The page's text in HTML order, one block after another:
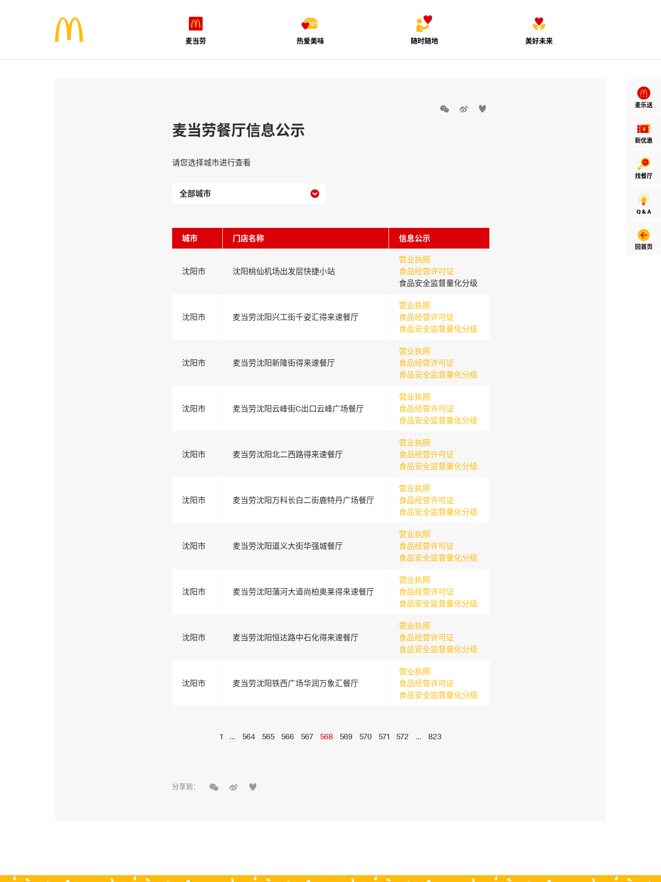
麦当劳 热爱美味 随时随地 美好未来
麦乐送
新优惠
找餐厅
Q & A
回首页
  
麦当劳餐厅信息公示
请您选择城市进行查看

城市 门店名称 信息公示
沈阳市 沈阳桃仙机场出发层快捷小站
营业执照
食品经营许可证
食品安全监督量化分级
沈阳市 麦当劳沈阳兴工街千姿汇得来速餐厅
营业执照
食品经营许可证
食品安全监督量化分级
沈阳市 麦当劳沈阳新隆街得来速餐厅
营业执照
食品经营许可证
食品安全监督量化分级
沈阳市 麦当劳沈阳云峰街C出口云峰广场餐厅
营业执照
食品经营许可证
食品安全监督量化分级
沈阳市 麦当劳沈阳北二西路得来速餐厅
营业执照
食品经营许可证
食品安全监督量化分级
沈阳市 麦当劳沈阳万科长白二街鹿特丹广场餐厅
营业执照
食品经营许可证
食品安全监督量化分级
沈阳市 麦当劳沈阳道义大街华强城餐厅
营业执照
食品经营许可证
食品安全监督量化分级
沈阳市 麦当劳沈阳蒲河大道尚柏奥莱得来速餐厅
营业执照
食品经营许可证
食品安全监督量化分级
沈阳市 麦当劳沈阳恒达路中石化得来速餐厅
营业执照
食品经营许可证
食品安全监督量化分级
沈阳市 麦当劳沈阳铁西广场华润万象汇餐厅
营业执照
食品经营许可证
食品安全监督量化分级
1 ... 564 565 566 567 568 569 570 571 572 ... 823
分享到：   